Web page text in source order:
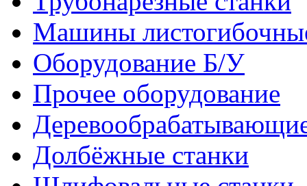
Машины
Оборудование Б/У
Прочее оборудование
Долбёжные станки